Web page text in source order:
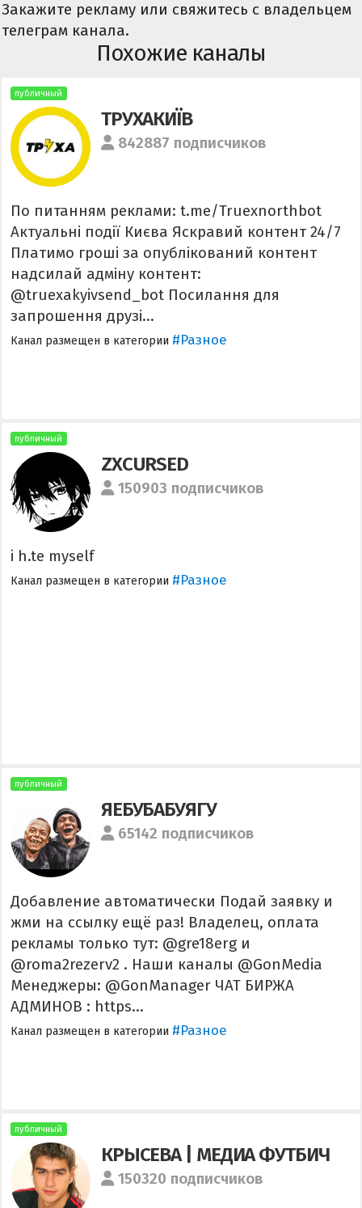
Закажите рекламу или свяжитесь с владельцем
телеграм канала.
Похожие каналы
публичный
ТРУХАКИЇВ
842887 подписчиков
По питанням реклами: t.me/Truexnorthbot
Актуальні події Києва Яскравий контент 24/7
Платимо гроші за опублікований контент
надсилай адміну контент:
@truexakyivsend_bot Посилання для
запрошення друзі...
Канал размещен в категории #Разное
публичный
ZXCURSED
150903 подписчиков
i h.te myself
Канал размещен в категории #Разное
публичный
ЯЕБУБАБУЯГУ
65142 подписчиков
Добавление автоматически Подай заявку и
жми на ссылку ещё раз! Владелец, оплата
рекламы только тут: @gre18erg и
@roma2rezerv2 . Наши каналы @GonMedia
Менеджеры: @GonManager ЧАТ БИРЖА
АДМИНОВ : https...
Канал размещен в категории #Разное
публичный
КРЫСЕВА | МЕДИА ФУТБИЧ
150320 подписчиков